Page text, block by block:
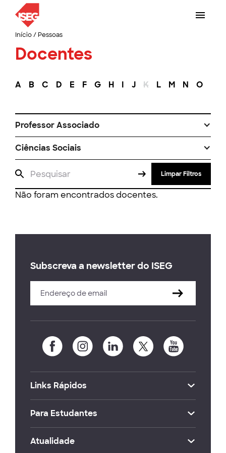
Início/ Pessoas
Docentes
A B C D E F G H I J K L M N O
Professor Associado
Ciências Sociais
Limpar Filtros
Não foram encontrados docentes.
Subscreva a newsletter do ISEG
Links Rápidos
Para Estudantes
Atualidade